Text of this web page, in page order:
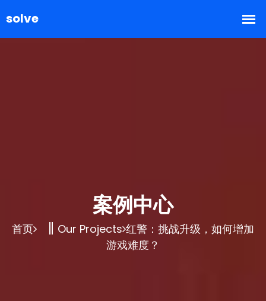
案例中心
首页 Our Projects 红警：挑战升级，如何增加
游戏难度？